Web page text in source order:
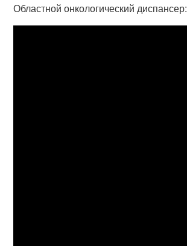
Областной онкологический диспансер: